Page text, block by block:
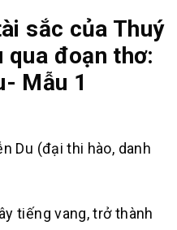
sắc của Thuý
qua đoạn thơ:
Mẫu 1
Du (đại thi hào, danh
tiếng vang, trở thành